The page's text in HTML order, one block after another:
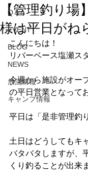
Q＆A
EVENT
BLOG
NEWS
放流情報
キャンプ情報
【管理釣り
様は平日がね
こんにちは！
リバーベース塩瀬ス
今週から施設がオー
の平日営業となって
平日は「是非管理釣
土日はどうしてもキ
バタバタしますが、
くり釣ることが出来